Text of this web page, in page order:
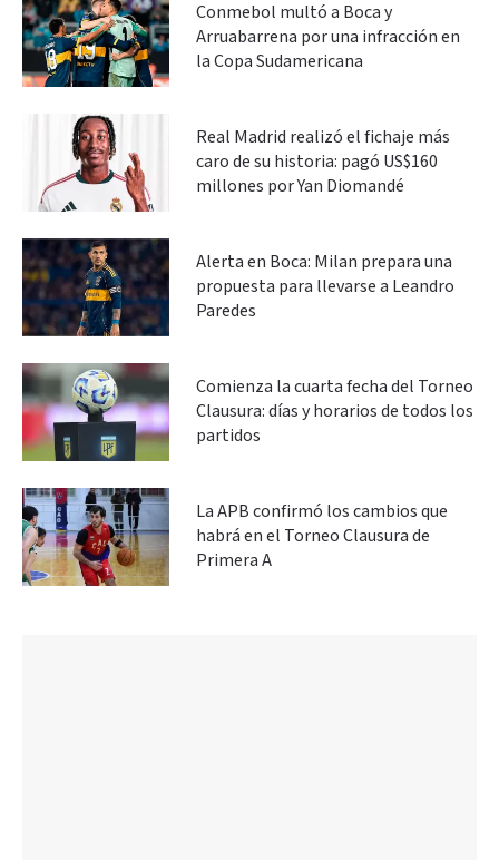
Conmebol multó a Boca y
Arruabarrena por una infracción en
la Copa Sudamericana
Real Madrid realizó el fichaje más
caro de su historia: pagó US$160
millones por Yan Diomandé
Alerta en Boca: Milan prepara una
propuesta para llevarse a Leandro
Paredes
Comienza la cuarta fecha del Torneo
Clausura: días y horarios de todos los
partidos
La APB confirmó los cambios que
habrá en el Torneo Clausura de
Primera A